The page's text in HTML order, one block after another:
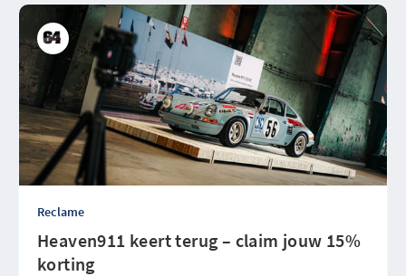
Reclame
Heaven911 keert terug – claim jouw 15%
korting